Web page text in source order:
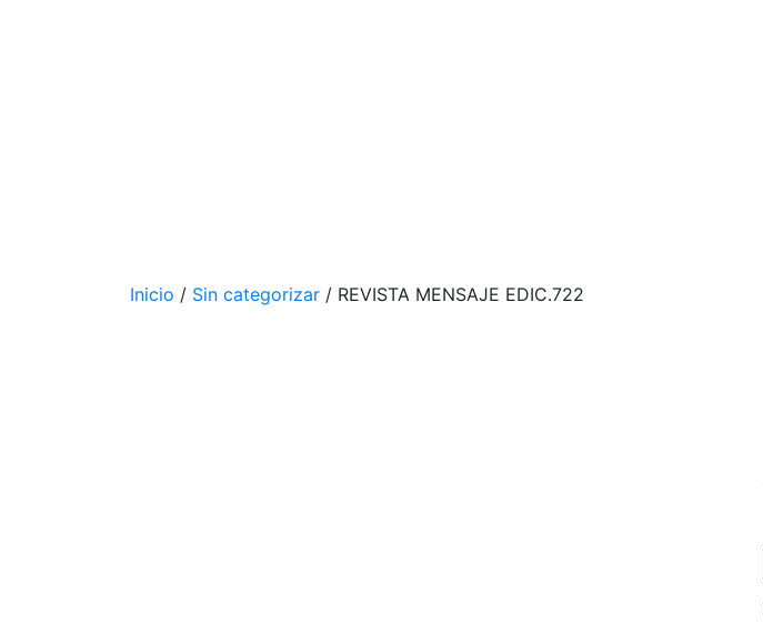
Inicio / Sin categorizar / REVISTA MENSAJE EDIC.722